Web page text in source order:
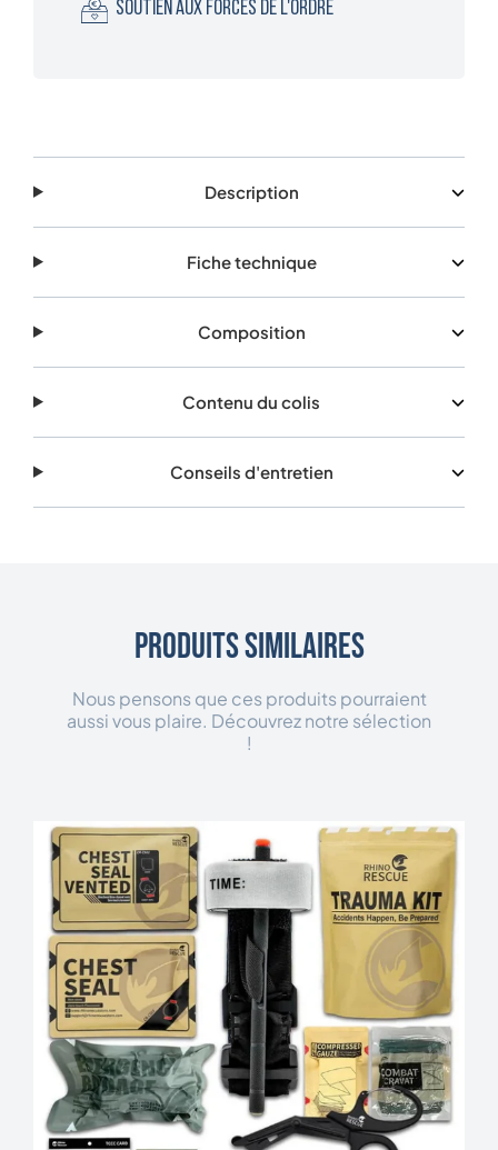
SOUTIEN AUX FORCES DE L'ORDRE
Description
Fiche technique
Composition
Contenu du colis
Conseils d'entretien
Produits similaires
Nous pensons que ces produits pourraient
aussi vous plaire. Découvrez notre sélection
!